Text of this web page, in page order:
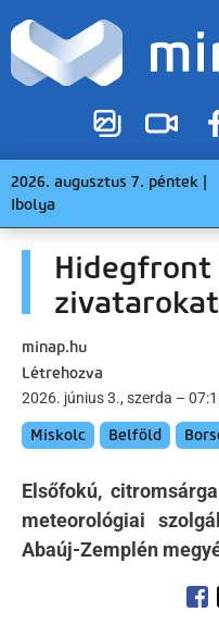
2026. augusztus 7. péntek |
Ibolya
Hidegfront
zivatarokat
minap.hu
Létrehozva
2026. június 3., szerda –
Miskolc Belföld
Elsőfokú,
meteorológiai
Abaúj-Zemplén